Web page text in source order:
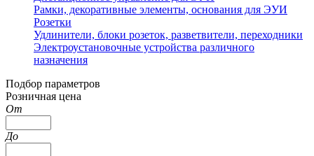
Рамки, декоративные элементы, основания для ЭУИ
Розетки
Удлинители, блоки розеток, разветвители, переходники
Электроустановочные устройства различного
назначения
Подбор параметров
Розничная цена
От
До